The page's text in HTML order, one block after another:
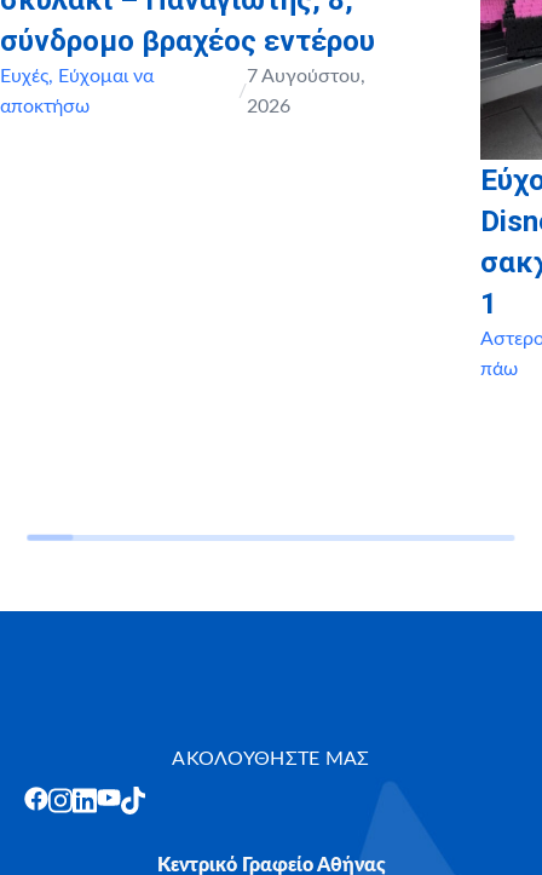
σύνδρομο βραχέος εντέρου
Ευχές, Εύχομαι να
αποκτήσω
/
7 Αυγούστου,
2026
1
πάω
ΑΚΟΛΟΥΘΗΣΤΕ ΜΑΣ
Κεντρικό Γραφείο Αθήνας